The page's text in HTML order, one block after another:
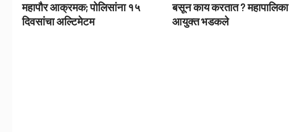
महापौर आक्रमक; पोलिसांना १५
दिवसांचा अल्टिमेटम
बसून काय करतात ? महापालिका
आयुक्त भडकले